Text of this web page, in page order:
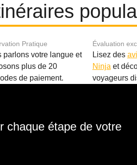
Pratique
parlons votre langue et
plus de 20
de paiement.
Évaluation
Lisez des
Ninja et
voyageurs
chaque étape de votre